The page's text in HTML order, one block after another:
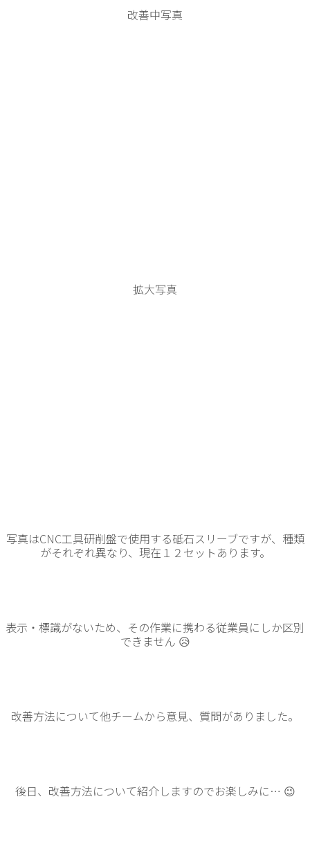
改善中写真
拡大写真
写真はCNC工具研削盤で使用する砥石スリーブですが、種類
がそれぞれ異なり、現在１２セットあります。
表示・標識がないため、その作業に携わる従業員にしか区別
できません 😥
改善方法について他チームから意見、質問がありました。
後日、改善方法について紹介しますのでお楽しみに… 😉